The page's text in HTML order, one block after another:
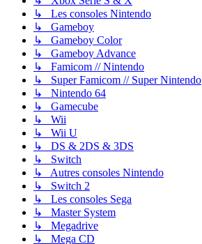
↳ Les consoles Nintendo
↳ Gameboy
↳ Gameboy Color
↳ Gameboy Advance
↳ Famicom // Nintendo
↳ Super Famicom // Super Nintendo
↳ Nintendo 64
↳ Gamecube
↳ Wii
↳ Wii U
↳ DS & 2DS & 3DS
↳ Switch
↳ Autres consoles Nintendo
↳ Switch 2
↳ Les consoles Sega
↳ Master System
↳ Megadrive
↳ Mega CD